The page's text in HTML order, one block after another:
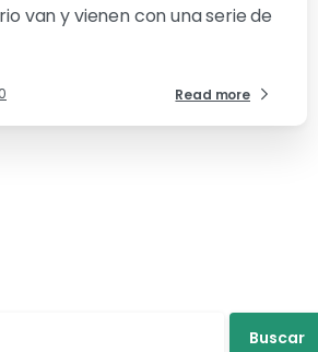
van y vienen con una serie de
Read more
Buscar